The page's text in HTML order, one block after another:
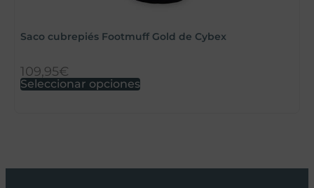
Saco cubrepiés Footmuff Gold de Cybex
109,95€
Seleccionar opciones